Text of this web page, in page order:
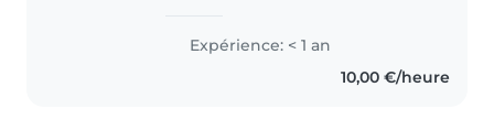
des services à la personne. Je
propose des services de garde
d'enfants à domicile, que ce soit..
Expérience: < 1 an
10,00 €/heure